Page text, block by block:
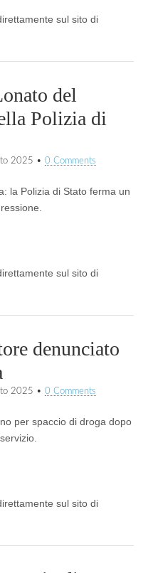
sul sito di
del
Polizia di
2025 • 0 Comments
la Polizia di Stato ferma un
sul sito di
denunciato
2025 • 0 Comments
per spaccio di droga dopo
sul sito di